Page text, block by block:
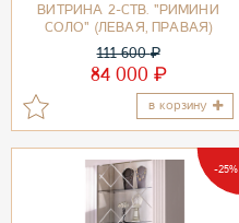
ВИТРИНА 2-СТВ. "РИМИНИ
СОЛО" (ЛЕВАЯ, ПРАВАЯ)
ОРЕХ ИМПЕРИЯ/ЗОЛОТО
111 600₽
84 000 ₽
в корзину
-25%